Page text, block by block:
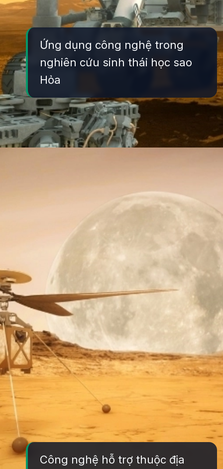
Ứng dụng công nghệ trong
nghiên cứu sinh thái học sao
Hỏa
Công nghệ hỗ trợ thuộc địa